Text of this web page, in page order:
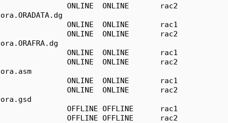
ONLINE  ONLINE
ora.ORADATA.dg
ONLINE  ONLINE
ONLINE  ONLINE
ora.ORAFRA.dg
ONLINE  ONLINE
ONLINE  ONLINE
ora.asm
ONLINE  ONLINE       rac1
ONLINE  ONLINE       rac2
ora.gsd
OFFLINE
OFFLINE